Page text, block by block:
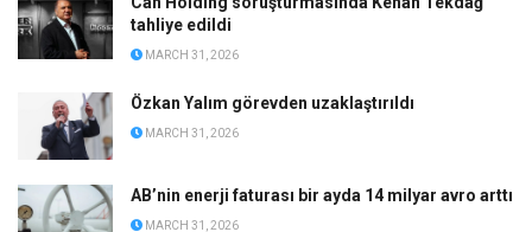
tahliye edildi
MARCH 31, 2026
Özkan Yalım görevden uzaklaştırıldı
MARCH 31, 2026
AB’nin enerji faturası bir ayda 14 milyar avro arttı
MARCH 31, 2026